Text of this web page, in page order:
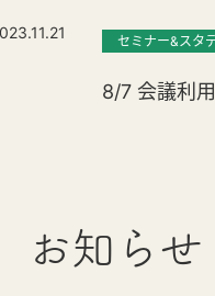
セミナー&スタ
8/7 会議利
お知らせ